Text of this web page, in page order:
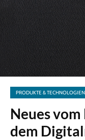
PRODUKTE & TECHNOLOGIEN
Neues
dem